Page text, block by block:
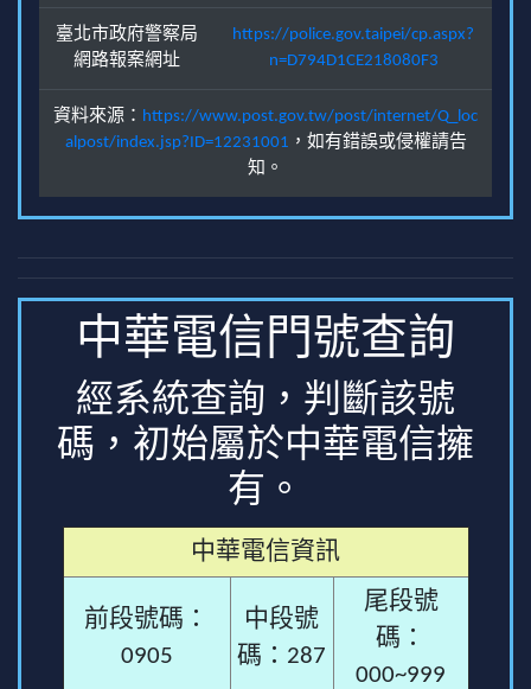
臺北市政府警察局
網路報案網址
https://police.gov.taipei/cp.aspx?
n=D794D1CE218080F3
資料來源： https://www.post.gov.tw/post/internet/Q_loc
alpost/index.jsp?ID=12231001 ，如有錯誤或侵權請告
知。
中華電信門號查詢
經系統查詢，判斷該號
碼，初始屬於中華電信擁
有。
中華電信資訊
前段號碼：
0905
中段號
碼：287
尾段號
碼：
000~999